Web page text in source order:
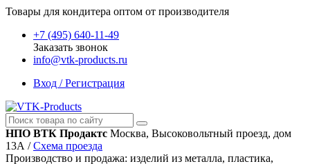
Товары для кондитера оптом от производителя
+7 (495) 640-11-49
Заказать звонок
info@vtk-products.ru
Вход / Регистрация
НПО ВТК Продактс Москва, Высоковольтный проезд, дом
13А /Схема проезда
Производство и продажа: изделий из металла, пластика,